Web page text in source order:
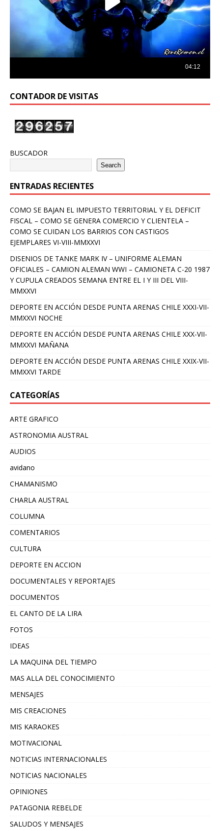
CONTADOR DE VISITAS
BUSCADOR
Search
ENTRADAS RECIENTES
COMO SE BAJAN EL IMPUESTO TERRITORIAL Y EL DEFICIT
FISCAL – COMO SE GENERA COMERCIO Y CLIENTELA –
COMO SE CUIDAN LOS BARRIOS CON CASTIGOS
EJEMPLARES VI-VIII-MMXXVI
DISENIOS DE TANKE MARK IV – UNIFORME ALEMAN
OFICIALES – CAMION ALEMAN WWI – CAMIONETA C-20 1987
Y CUPULA CREADOS SEMANA ENTRE EL I Y III DEL VIII-
MMXXVI
DEPORTE EN ACCIÓN DESDE PUNTA ARENAS CHILE XXXI-VII-
MMXXVI NOCHE
DEPORTE EN ACCIÓN DESDE PUNTA ARENAS CHILE XXX-VII-
MMXXVI MAÑANA
DEPORTE EN ACCIÓN DESDE PUNTA ARENAS CHILE XXIX-VII-
MMXXVI TARDE
CATEGORÍAS
ARTE GRAFICO
ASTRONOMIA AUSTRAL
AUDIOS
avidano
CHAMANISMO
CHARLA AUSTRAL
COLUMNA
COMENTARIOS
CULTURA
DEPORTE EN ACCION
DOCUMENTALES Y REPORTAJES
DOCUMENTOS
EL CANTO DE LA LIRA
FOTOS
IDEAS
LA MAQUINA DEL TIEMPO
MAS ALLA DEL CONOCIMIENTO
MENSAJES
MIS CREACIONES
MIS KARAOKES
MOTIVACIONAL
NOTICIAS INTERNACIONALES
NOTICIAS NACIONALES
OPINIONES
PATAGONIA REBELDE
SALUDOS Y MENSAJES